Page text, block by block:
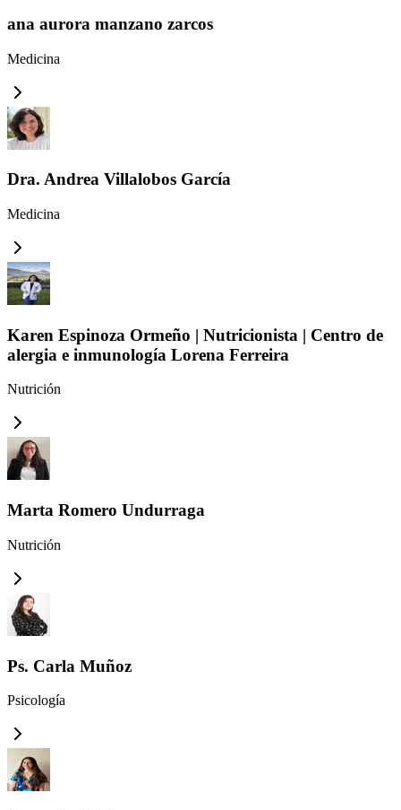
ana aurora manzano zarcos
Medicina
Dra. Andrea Villalobos García
Medicina
Karen Espinoza Ormeño | Nutricionista | Centro de
alergia e inmunología Lorena Ferreira
Nutrición
Marta Romero Undurraga
Nutrición
Ps. Carla Muñoz
Psicología